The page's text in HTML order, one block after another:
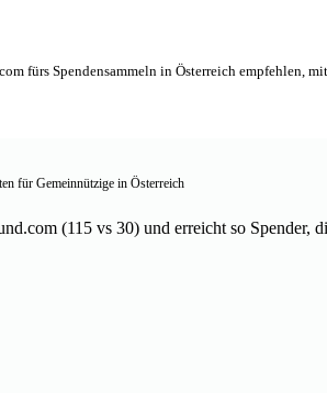
fürs Spendensammeln in Österreich
für Gemeinnützige in Österreich
(115 vs 30) und erreicht so Spender,